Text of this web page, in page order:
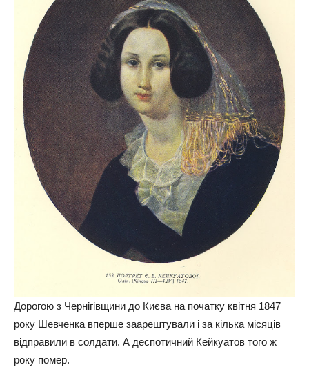
Дорогою з Чернігівщини до Києва на початку квітня 1847
року Шевченка вперше заарештували і за кілька місяців
відправили в солдати. А деспотичний Кейкуатов того ж
року помер.